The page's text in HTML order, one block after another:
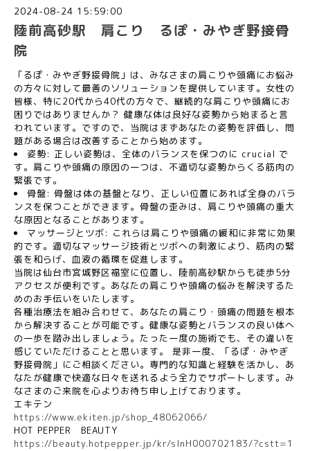
2024-08-24 15:59:00
陸前高砂駅 肩こり るぽ・みやぎ野接骨
院
「るぽ・みやぎ野接骨院」は、みなさまの肩こりや頭痛にお悩み
の方々に対して最善のソリューションを提供しています。女性の
皆様、特に20代から40代の方々で、継続的な肩こりや頭痛にお
困りではありませんか？ 健康な体は良好な姿勢から始まると言
われています。ですので、当院はまずあなたの姿勢を評価し、問
題がある場合は改善することから始めます。
姿勢: 正しい姿勢は、全体のバランスを保つのに crucial で
す。肩こりや頭痛の原因の一つは、不適切な姿勢からくる筋肉の
緊張です。
骨盤: 骨盤は体の基盤となり、正しい位置にあれば全身のバラ
ンスを保つことができます。骨盤の歪みは、肩こりや頭痛の重大
な原因となることがあります。
マッサージとツボ: これらは肩こりや頭痛の緩和に非常に効果
的です。適切なマッサージ技術とツボへの刺激により、筋肉の緊
張を和らげ、血液の循環を促進します。
当院は仙台市宮城野区福室に位置し、陸前高砂駅からも徒歩5分
アクセスが便利です。あなたの肩こりや頭痛の悩みを解決するた
めのお手伝いをいたします。
各種治療法を組み合わせて、あなたの肩こり・頭痛の問題を根本
から解決することが可能です。健康な姿勢とバランスの良い体へ
の一歩を踏み出しましょう。たった一度の施術でも、その違いを
感じていただけることと思います。 是非一度、「るぽ・みやぎ
野接骨院」にご相談ください。専門的な知識と経験を活かし、あ
なたが健康で快適な日々を送れるよう全力でサポートします。み
なさまのご来院を心よりお待ち申し上げております。
エキテン
https://www.ekiten.jp/shop_48062066/
HOT PEPPER
BEAUTY
https://beauty.hotpepper.jp/kr/slnH000702183/?cstt=1